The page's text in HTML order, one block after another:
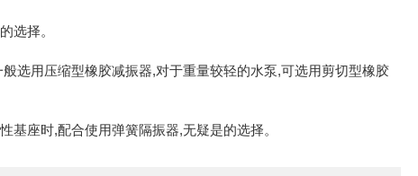
选择。
用压缩型橡胶减振器,对于重量较轻的水泵,可选用剪切型橡胶
基座时,配合使用弹簧隔振器,无疑是的选择。